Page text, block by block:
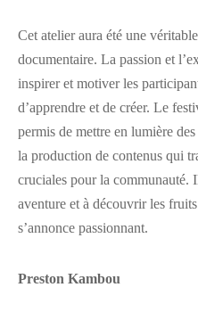
Cet atelier aura été une
documentaire. La passion et
inspirer et motiver les
d’apprendre et de créer. Le
permis de mettre en lumière
la production de contenus qui
cruciales pour la communauté.
aventure et à découvrir les
s’annonce passionnant.
Preston Kambou